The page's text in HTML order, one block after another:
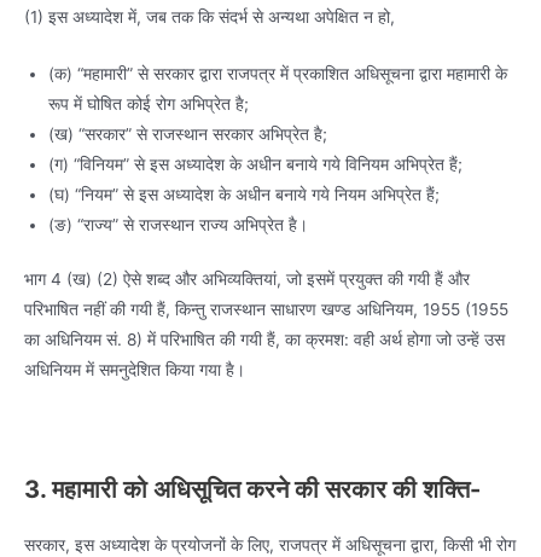
(1) इस अध्यादेश में, जब तक कि संदर्भ से अन्यथा अपेक्षित न हो,
(क) “महामारी” से सरकार द्वारा राजपत्र में प्रकाशित अधिसूचना द्वारा महामारी के
रूप में घोषित कोई रोग अभिप्रेत है;
(ख) “सरकार” से राजस्थान सरकार अभिप्रेत है;
(ग) “विनियम” से इस अध्यादेश के अधीन बनाये गये विनियम अभिप्रेत हैं;
(घ) “नियम” से इस अध्यादेश के अधीन बनाये गये नियम अभिप्रेत हैं;
(ङ) “राज्य” से राजस्थान राज्य अभिप्रेत है।
भाग 4 (ख) (2) ऐसे शब्द और अभिव्यक्तियां, जो इसमें प्रयुक्त की गयी हैं और
परिभाषित नहीं की गयी हैं, किन्तु राजस्थान साधारण खण्ड अधिनियम, 1955 (1955
का अधिनियम सं. 8) में परिभाषित की गयी हैं, का क्रमश: वही अर्थ होगा जो उन्हें उस
अधिनियम में समनुदेशित किया गया है।
3. महामारी को अधिसूचित करने की सरकार की शक्ति-
सरकार, इस अध्यादेश के प्रयोजनों के लिए, राजपत्र में अधिसूचना द्वारा, किसी भी रोग